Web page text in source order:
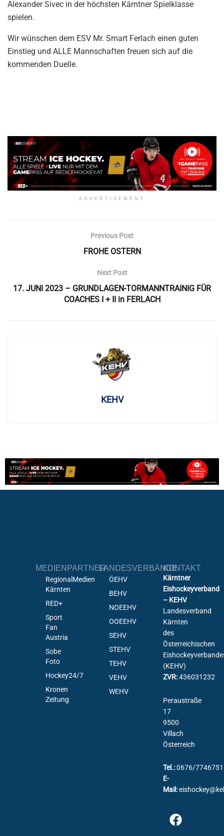
Alexander Sivec in der höchsten Kärntner Spielklasse
spielen.
Wir wünschen dem ESV Mr. Smart Ferlach einen guten
Einstieg und ALLE Mannschaften freuen sich auf die
kommenden Duelle.
ADVERTISEMENT
Previous Post
FROHE OSTERN
Next Post
17. JUNI 2023 – GRUNDLAGEN-TORMANNTRAINIG FÜR
COACHES I + II in FERLACH
KEHV
MEDIENPARTNER
RegionalMedien
Kärnten
RED+
Sport
Fan
Austria
Sobe
Foto
Hockey24/7
Kronen
Zeitung
LANDESVERBÄNDE
ÖEHV
BEHV
NOEEHV
OOEEHV
SEHV
STEHV
TEHV
VEHV
WEHV
KONTAKT
Kärntner
Eishockeyverband
– KEHV
Landesverband
Kärnten
des
Österreichischen
(KEHV)
ZVR:436031232
Peraustraße
17
9500
Villach
Österreich
Tel.:0676/7746751
E-
Mail: